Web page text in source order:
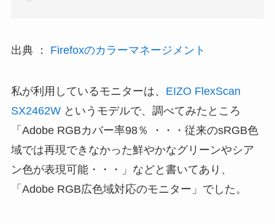
出典 ： Firefoxのカラーマネージメント
私が利用しているモニターは、 EIZO FlexScan
SX2462Wというモデルで、調べてみたところ
「Adobe RGBカバー率98％ ・・・従来のsRGB色
域では再現できなかった鮮やかなグリーンやシア
ン色が表現可能・・・」などと書いてあり、
「Adobe RGB広色域対応のモニター」でした。